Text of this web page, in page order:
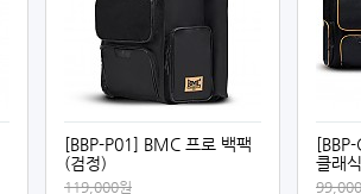
[BBP-P01] BMC 프로 백팩
(검정)
119,000원
클래